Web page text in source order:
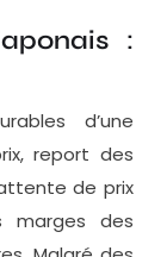
:
d’une
report des
de prix
marges des